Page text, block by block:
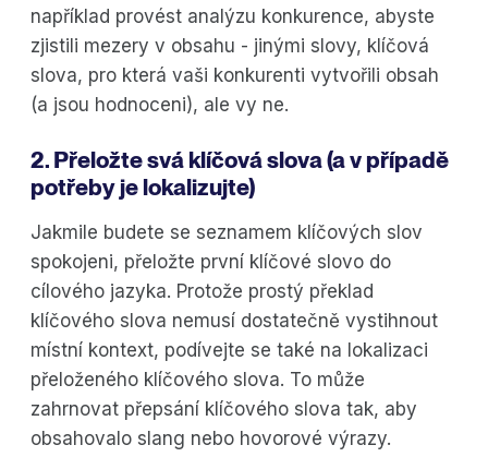
například provést analýzu konkurence, abyste
zjistili mezery v obsahu - jinými slovy, klíčová
slova, pro která vaši konkurenti vytvořili obsah
(a jsou hodnoceni), ale vy ne.
2. Přeložte svá klíčová slova (a v případě
potřeby je lokalizujte)
Jakmile budete se seznamem klíčových slov
spokojeni, přeložte první klíčové slovo do
cílového jazyka. Protože prostý překlad
klíčového slova nemusí dostatečně vystihnout
místní kontext, podívejte se také na lokalizaci
přeloženého klíčového slova. To může
zahrnovat přepsání klíčového slova tak, aby
obsahovalo slang nebo hovorové výrazy.